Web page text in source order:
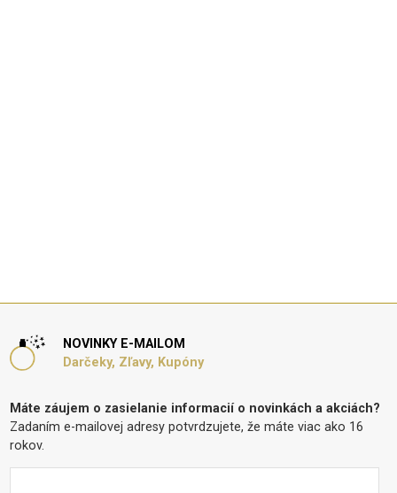
NOVINKY E-MAILOM
Darčeky, Zľavy, Kupóny
Máte záujem o zasielanie informacií o novinkách a akciách?
Zadaním e-mailovej adresy potvrdzujete, že máte viac ako 16
rokov.